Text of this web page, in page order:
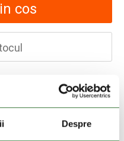
Despre
cos